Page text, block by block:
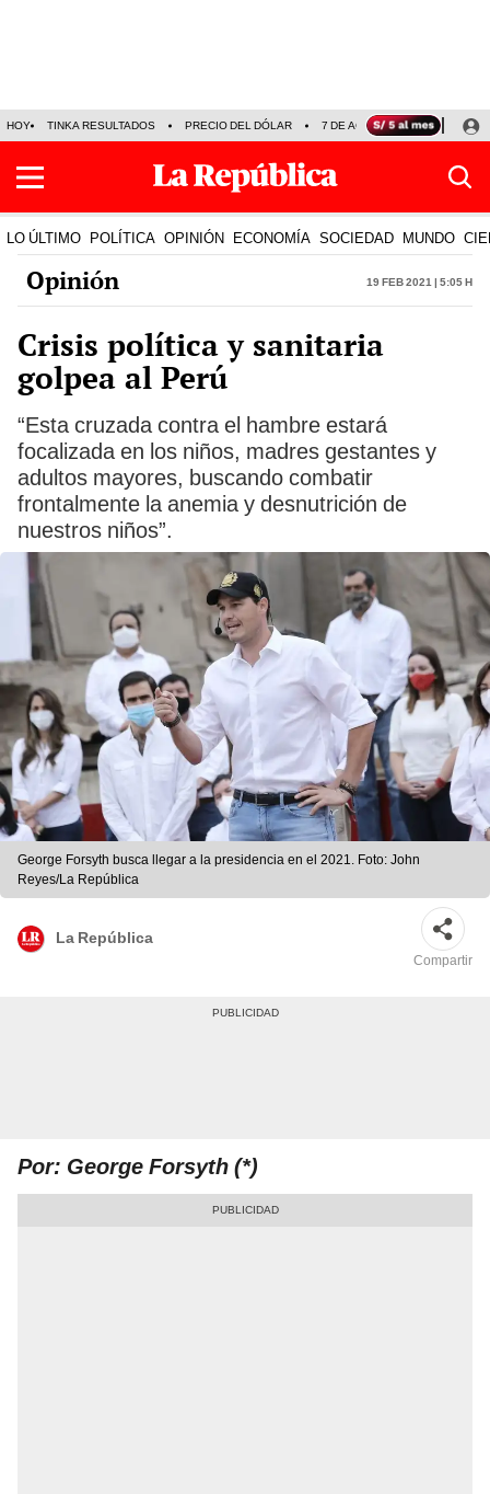
HOY TINKA RESULTADOS PRECIO DEL DÓLAR 7 DE AGOSTO OLLANTA
LO ÚLTIMO POLÍTICA OPINIÓN ECONOMÍA SOCIEDAD MUNDO
Opinión 19 Feb 2021 | 5:05 h
Crisis política y sanitaria
golpea al Perú
“Esta cruzada contra el hambre estará
focalizada en los niños, madres gestantes y
adultos mayores, buscando combatir
frontalmente la anemia y desnutrición de
nuestros niños”.
George Forsyth busca llegar a la presidencia en el 2021. Foto: John
Reyes/La República
La República
Compartir
Por: George Forsyth (*)